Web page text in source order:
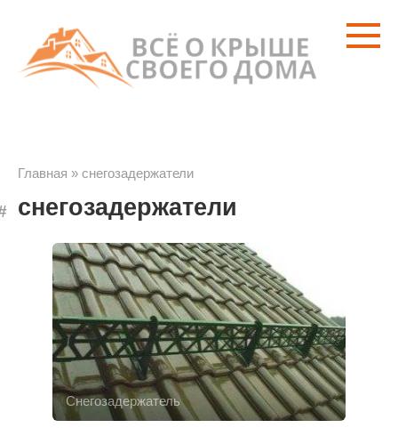
контенту
Главная » снегозадержатели
снегозадержатели
Снегозадержатель